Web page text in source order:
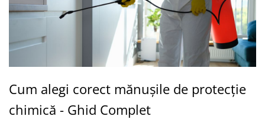
Halate | Jachete Unică Folosință
Combinezoane | Pantaloni Unică
Folosință
Șorțuri Unică Folosință
CURĂȚENIE ȘI INGRIJIRE
SCULE & MATERIALE
Cum alegi corect mănușile de protecție
chimică - Ghid Complet